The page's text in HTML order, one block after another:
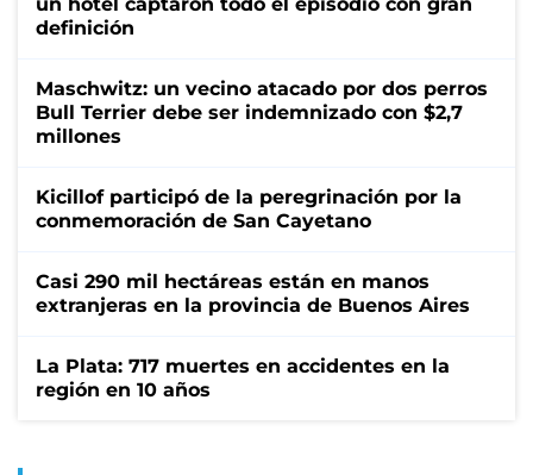
definición
Maschwitz: un vecino atacado por dos perros
Bull Terrier debe ser indemnizado con $2,7
millones
Kicillof participó de la peregrinación por la
conmemoración de San Cayetano
Casi 290 mil hectáreas están en manos
extranjeras en la provincia de Buenos Aires
La Plata: 717 muertes en accidentes en la
región en 10 años